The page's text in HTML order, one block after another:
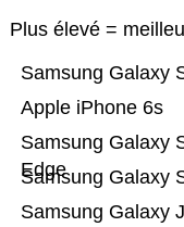
Plus élevé =
Samsung Galaxy
Samsung Galaxy
Samsung Galaxy
Edge
Apple iPhone 6s
Samsung Galaxy